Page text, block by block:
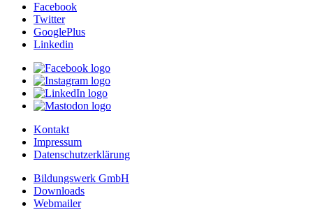
Facebook
Twitter
GooglePlus
Linkedin
Kontakt
Impressum
Datenschutzerklärung
Bildungswerk GmbH
Downloads
Webmailer